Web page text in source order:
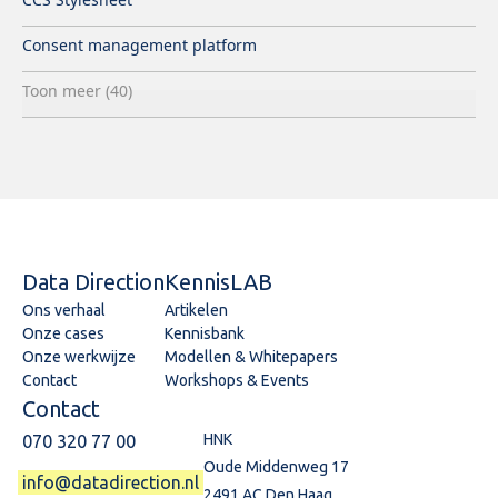
Consent management platform
Toon meer (40)
Data Direction
Ons verhaal
Onze cases
Onze werkwijze
Contact
KennisLAB
Artikelen
Kennisbank
Modellen & Whitepapers
Workshops & Events
Contact
HNK
Oude Middenweg 17
070 320 77 00
info@datadirection.nl